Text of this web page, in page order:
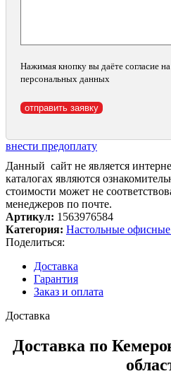
Нажимая кнопку вы даёте согласие
персональных данных
внести предоплату
Данный сайт не является
каталогах являются
стоимости может не
менеджеров по почте.
Артикул: 1563976584
Категория: Настольные офисные
Поделиться:
Доставка
Гарантия
Заказ и оплата
Доставка
Доставка по